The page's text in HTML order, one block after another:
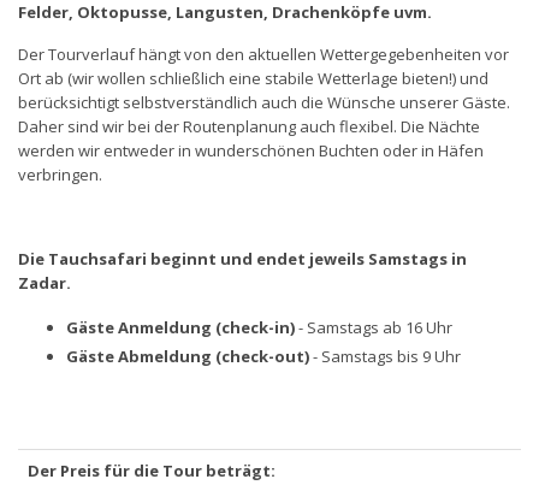
Felder, Oktopusse, Langusten, Drachenköpfe uvm.
Der Tourverlauf hängt von den aktuellen Wettergegebenheiten vor
Ort ab (wir wollen schließlich eine stabile Wetterlage bieten!) und
berücksichtigt selbstverständlich auch die Wünsche unserer Gäste.
Daher sind wir bei der Routenplanung auch flexibel. Die Nächte
werden wir entweder in wunderschönen Buchten oder in Häfen
verbringen.
Die Tauchsafari beginnt und endet jeweils Samstags in
Zadar.
Gäste Anmeldung (check-in)- Samstags ab 16 Uhr
Gäste Abmeldung (check-out)- Samstags bis 9 Uhr
Der Preis für die Tour beträgt: